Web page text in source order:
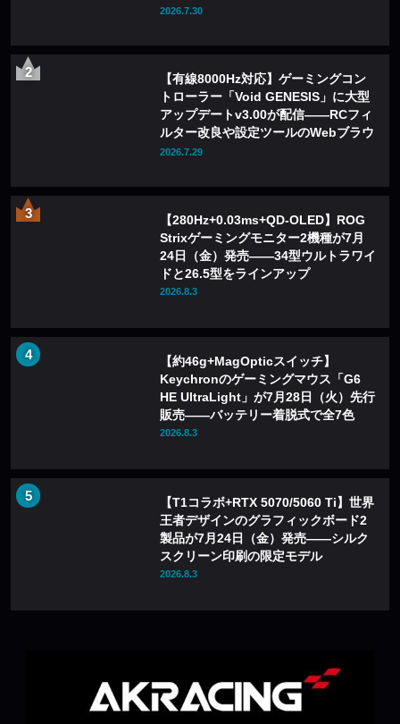
インを採用
2026.7.30
【有線8000Hz対応】ゲーミングコン
トローラー「Void GENESIS」に大型
アップデートv3.00が配信——RCフィ
ルター改良や設定ツールのWebブラウ
ザ化も
2026.7.29
【280Hz+0.03ms+QD-OLED】ROG
Strixゲーミングモニター2機種が7月
24日（金）発売——34型ウルトラワイ
ドと26.5型をラインアップ
2026.8.3
【約46g+MagOpticスイッチ】
Keychronのゲーミングマウス「G6
HE UltraLight」が7月28日（火）先行
販売——バッテリー着脱式で全7色
2026.8.3
【T1コラボ+RTX 5070/5060 Ti】世界
王者デザインのグラフィックボード2
製品が7月24日（金）発売——シルク
スクリーン印刷の限定モデル
2026.8.3